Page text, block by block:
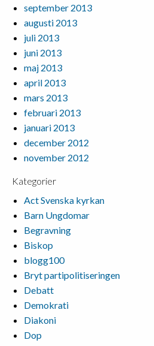
september 2013
augusti 2013
juli 2013
juni 2013
maj 2013
april 2013
mars 2013
februari 2013
januari 2013
december 2012
november 2012
Kategorier
Act Svenska kyrkan
Barn Ungdomar
Begravning
Biskop
blogg100
Bryt partipolitiseringen
Debatt
Demokrati
Diakoni
Dop